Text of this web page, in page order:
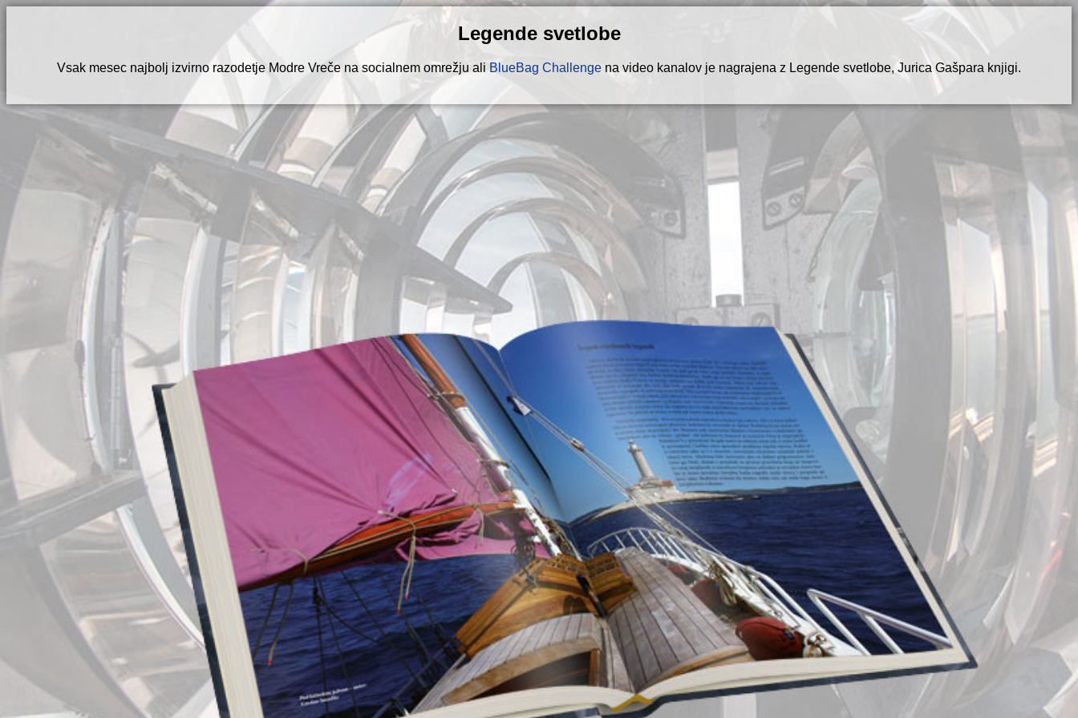
Legende svetlobe
Vsak mesec najbolj izvirno razodetje Modre Vreče na socialnem omrežju ali BlueBag Challenge na video kanalov je nagrajena z Legende svetlobe, Jurica Gašpara knjigi.